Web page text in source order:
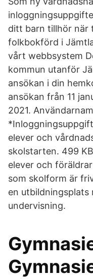
ditt barn tillhör när
folkbokförd i
vårt webbsystem
kommun utanför
ansökan i din
ansökan från 11
2021.
elever och
skolstarten. 499
elever och
som skolform är
en utbildningsplats
undervisning.